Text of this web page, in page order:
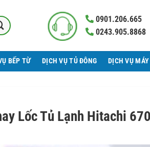
0901.206.665
0243.905.8868
BẾP TỪ DỊCH VỤ TỦ ĐÔNG DỊCH VỤ
Lốc Tủ Lạnh Hitachi